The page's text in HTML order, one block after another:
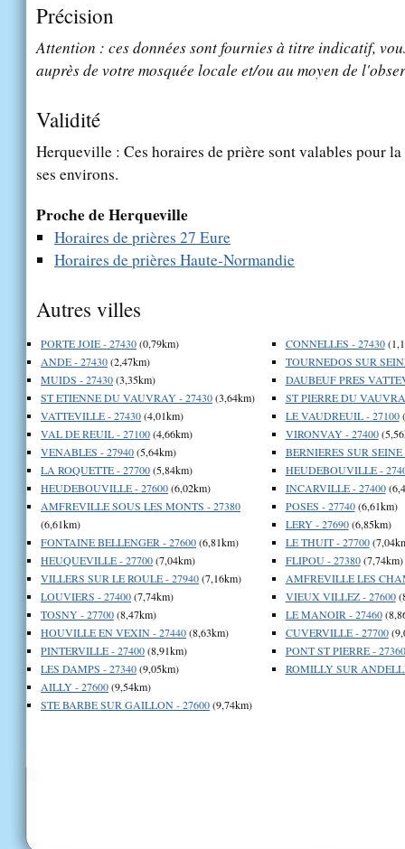
Précision
Attention : ces données sont fournies à titre indicatif,
auprès de votre mosquée locale et/ou au moyen de
Validité
Herqueville : Ces horaires de prière sont valables pour
ses environs.
Proche de Herqueville
Horaires de prières 27 Eure
Horaires de prières Haute-Normandie
Autres villes
PORTE JOIE - 27430(0,79km)
ANDE - 27430(2,47km)
MUIDS - 27430(3,35km)
ST ETIENNE DU VAUVRAY - 27430(3,64km)
VATTEVILLE - 27430(4,01km)
VAL DE REUIL - 27100(4,66km)
VENABLES - 27940(5,64km)
LA ROQUETTE - 27700(5,84km)
HEUDEBOUVILLE - 27600(6,02km)
AMFREVILLE SOUS LES MONTS - 27380
(6,61km)
FONTAINE BELLENGER - 27600(6,81km)
HEUQUEVILLE - 27700(7,04km)
VILLERS SUR LE ROULE - 27940(7,16km)
LOUVIERS - 27400(7,74km)
TOSNY - 27700(8,47km)
HOUVILLE EN VEXIN - 27440(8,63km)
PINTERVILLE - 27400(8,91km)
LES DAMPS - 27340(9,05km)
AILLY - 27600(9,54km)
STE BARBE SUR GAILLON - 27600(9,74km)
CONNELLES - 27430
TOURNEDOS SUR
DAUBEUF PRES
ST PIERRE DU
LE VAUDREUIL - 27100
VIRONVAY - 27400
BERNIERES SUR SEINE
HEUDEBOUVILLE -
INCARVILLE - 27400
POSES - 27740(6,61km)
LERY - 27690(6,85km)
LE THUIT - 27700
FLIPOU - 27380(7,74km)
AMFREVILLE LES
VIEUX VILLEZ - 27600
LE MANOIR - 27460
CUVERVILLE - 27700
PONT ST PIERRE - 27360
ROMILLY SUR